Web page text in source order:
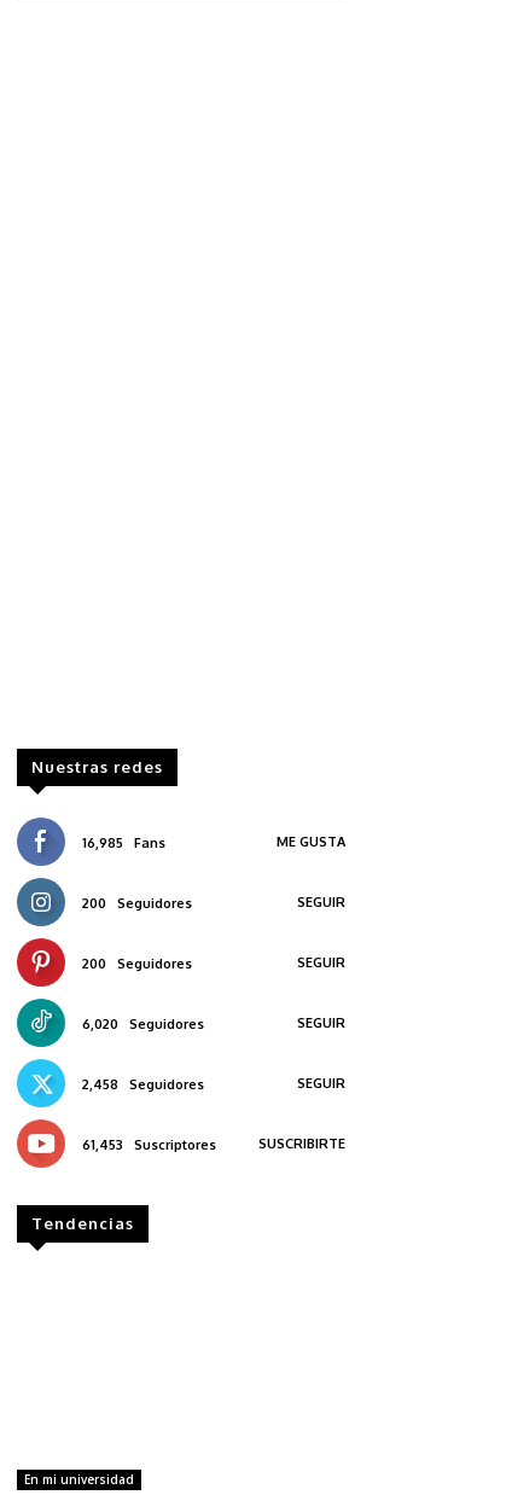
Nuestras redes
16,985 Fans ME GUSTA
200 Seguidores SEGUIR
200 Seguidores SEGUIR
6,020 Seguidores SEGUIR
2,458 Seguidores SEGUIR
61,453 Suscriptores SUSCRIBIRTE
Tendencias
En mi universidad